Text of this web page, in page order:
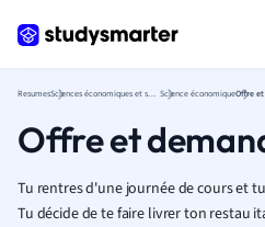
Resumes Sciences économiques et sociales Science économiqueOffre
Offre et
Tu rentres d'une journée de cours et
Tu décide de te faire livrer ton restau